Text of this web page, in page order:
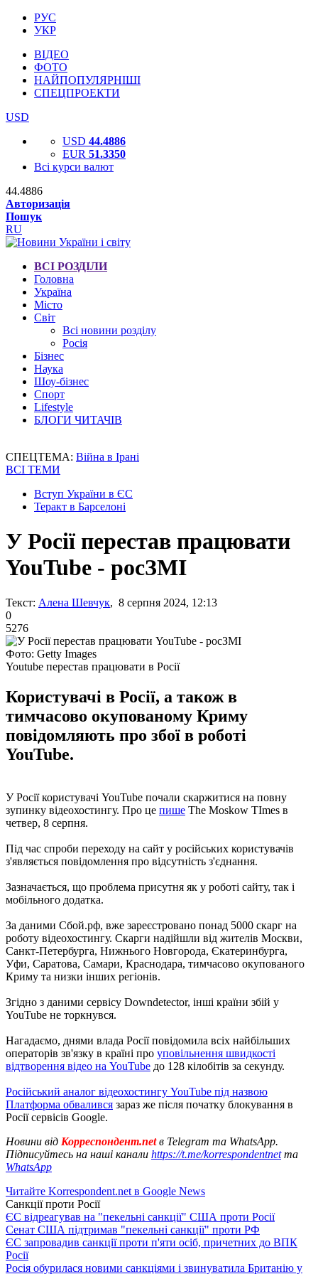
РУС
УКР
ВІДЕО
ФОТО
НАЙПОПУЛЯРНІШІ
СПЕЦПРОЕКТИ
USD
USD 44.4886
EUR 51.3350
Всі курси валют
44.4886
Авторизація
Пошук
RU
ВСІ РОЗДІЛИ
Головна
Україна
Місто
Світ
Всі новини розділу
Росія
Бізнес
Наука
Шоу-бізнес
Спорт
Lifestyle
БЛОГИ ЧИТАЧІВ
СПЕЦТЕМА: Війна в Ірані
ВСІ ТЕМИ
Вступ України в ЄС
Теракт в Барселоні
У Росії перестав працювати
YouTube - росЗМІ
Текст: Алена Шевчук, 8 серпня 2024, 12:13
0
5276
Фото: Getty Images
Youtube перестав працювати в Росії
Користувачі в Росії, а також в
тимчасово окупованому Криму
повідомляють про збої в роботі
YouTube.
У Росії користувачі YouTube почали скаржитися на повну
зупинку відеохостингу. Про це пише The Moskow TImes в
четвер, 8 серпня.
Під час спроби переходу на сайт у російських користувачів
з'являється повідомлення про відсутність з'єднання.
Зазначається, що проблема присутня як у роботі сайту, так і
мобільного додатка.
За даними Сбой.рф, вже зареєстровано понад 5000 скарг на
роботу відеохостингу. Скарги надійшли від жителів Москви,
Санкт-Петербурга, Нижнього Новгорода, Єкатеринбурга,
Уфи, Саратова, Самари, Краснодара, тимчасово окупованого
Криму та низки інших регіонів.
Згідно з даними сервісу Downdetector, інші країни збій у
YouTube не торкнувся.
Нагадаємо, днями влада Росії повідомила всіх найбільших
операторів зв'язку в країні про уповільнення швидкості
відтворення відео на YouTube до 128 кілобітів за секунду.
Російський аналог відеохостингу YouTube під назвою
Платформа обвалився зараз же після початку блокування в
Росії сервісів Google.
Новини від Корреспондент.netв Telegram та WhatsApp.
Підписуйтесь на наші канали https://t.me/korrespondentnetта
WhatsApp
Читайте Korrespondent.net в Google News
Санкції проти Росії
ЄС відреагував на "пекельні санкції" США проти Росії
Сенат США підтримав "пекельні санкції" проти РФ
ЄС запровадив санкції проти п'яти осіб, причетних до ВПК
Росії
Росія обурилася новими санкціями і звинуватила Британію у